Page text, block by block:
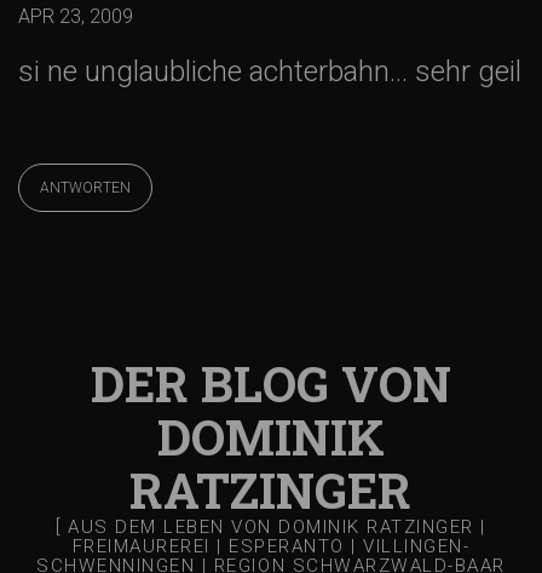
APR 23, 2009
si ne unglaubliche achterbahn… sehr geil
ANTWORTEN
DER BLOG VON
DOMINIK
RATZINGER
[ AUS DEM LEBEN VON DOMINIK RATZINGER |
FREIMAUREREI | ESPERANTO | VILLINGEN-
SCHWENNINGEN | REGION SCHWARZWALD-BAAR